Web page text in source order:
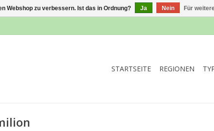
STARTSEITE REGIONEN
Webshop zu verbessern. Ist das in Ordnung? Ja Nein Für